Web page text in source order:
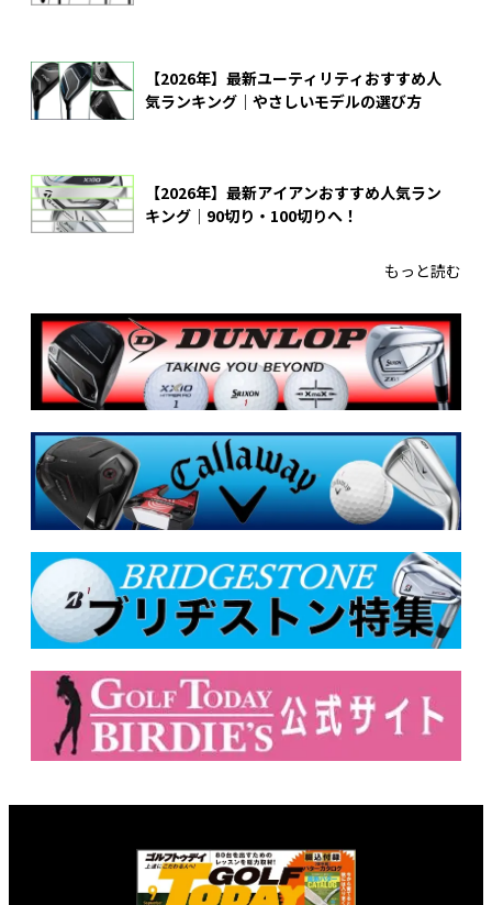
【2026年】最新ユーティリティおすすめ人
気ランキング｜やさしいモデルの選び方
【2026年】最新アイアンおすすめ人気ラン
キング｜90切り・100切りへ！
もっと読む